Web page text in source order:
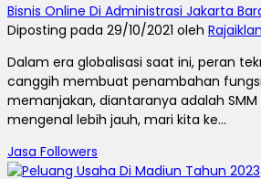
Bisnis Online Di Administrasi Jakarta
Diposting pada 29/10/2021 oleh Rajaiklan
Dalam era globalisasi saat ini, peran
canggih membuat penambahan
memanjakan, diantaranya adalah SMM
mengenal lebih jauh, mari kita ke...
Jasa Followers